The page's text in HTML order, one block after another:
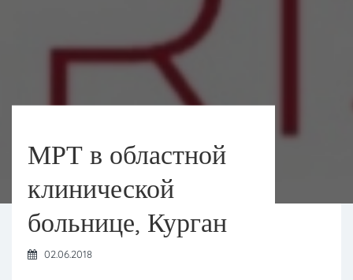
МРТ в областной
клинической
больнице, Курган
02.06.2018